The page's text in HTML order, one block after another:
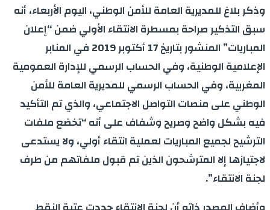
وذكر بلاغ للمديرية العامة للأمن الوطني، اليوم الأربعاء، أنه
سبق التذكير صراحة بمسطرة الانتقاء الأولي ضمن “إعلان
المباريات” المنشور بتاريخ 17 أكتوبر 2019 في المنابر
الإعلامية الوطنية، وفي الحساب الرسمي للإدارة العمومية
المغربية، وفي الحساب الرسمي للمديرية العامة للأمن
الوطني على منصات التواصل الاجتماعي، والذي تم التأكيد
فيه بشكل واضح وصريح وشفاف على أنه “تخضع ملفات
الترشيح لجميع المباريات لعملية انتقاء أولي، ولا يستدعى
لاجتيازها إلا المترشحون الذين تم قبول ملفاتهم من طرف
لجنة الانتقاء”.